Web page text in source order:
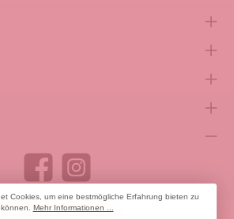
Cookies, um eine bestmögliche Erfahrung bieten zu
können. Mehr Informationen ...